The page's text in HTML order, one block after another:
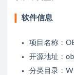
软件信息
项目名称：
开源地址：
分类目录：